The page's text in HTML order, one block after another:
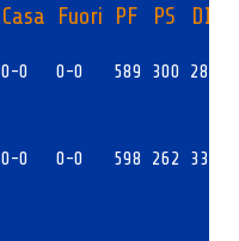
Casa Fuori PF PS DIFF
0-0 0-0 589 300 289
0-0 0-0 598 262 336